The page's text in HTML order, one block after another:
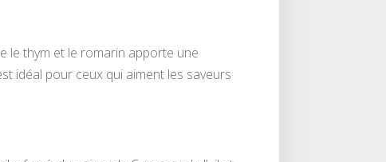
le thym et le romarin apporte une
idéal pour ceux qui aiment les saveurs